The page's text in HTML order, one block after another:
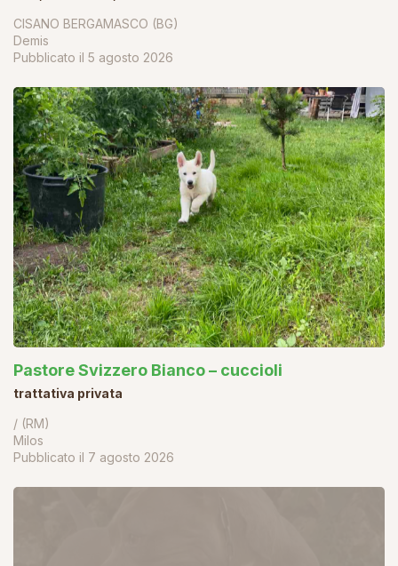
CISANO BERGAMASCO (BG)
Demis
Pubblicato il 5 agosto 2026
Pastore Svizzero Bianco – cuccioli
trattativa privata
/ (RM)
Milos
Pubblicato il 7 agosto 2026